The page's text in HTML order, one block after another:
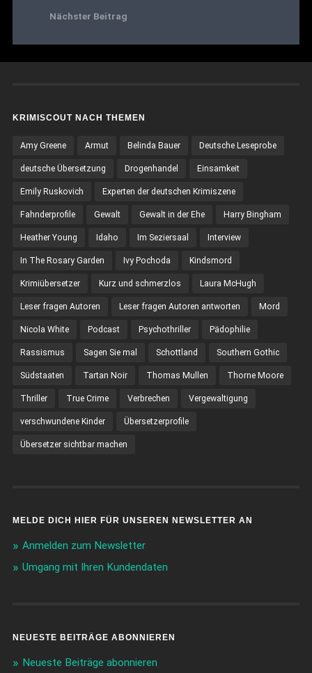
Nächster Beitrag
KRIMISCOUT NACH THEMEN
Amy Greene Armut Belinda Bauer Deutsche Leseprobe
deutsche Übersetzung Drogenhandel Einsamkeit
Emily Ruskovich Experten der deutschen Krimiszene
Fahnderprofile Gewalt Gewalt in der Ehe Harry Bingham
Heather Young Idaho Im Seziersaal Interview
In The Rosary Garden Ivy Pochoda Kindsmord
Krimiübersetzer Kurz und schmerzlos Laura McHugh
Leser fragen Autoren Leser fragen Autoren antworten Mord
Nicola White Podcast Psychothriller Pädophilie
Rassismus Sagen Sie mal Schottland Southern Gothic
Südstaaten Tartan Noir Thomas Mullen Thorne Moore
Thriller True Crime Verbrechen Vergewaltigung
verschwundene Kinder Übersetzerprofile
Übersetzer sichtbar machen
MELDE DICH HIER FÜR UNSEREN NEWSLETTER AN
Anmelden zum Newsletter
Umgang mit Ihren Kundendaten
NEUESTE BEITRÄGE ABONNIEREN
Neueste Beiträge abonnieren